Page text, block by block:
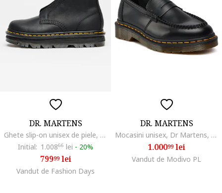
DR. MARTENS
Ghete slip-on unisex de piele, fara sireturi Zebzag, Negru
Initial: 1.00866 lei - 20%
79999lei
Vandut de Fashion Days
DR. MARTENS
Mocasini unisex, Dr Martens, piele naturala cu negru
1.00099lei
Vandut de Modivo PL